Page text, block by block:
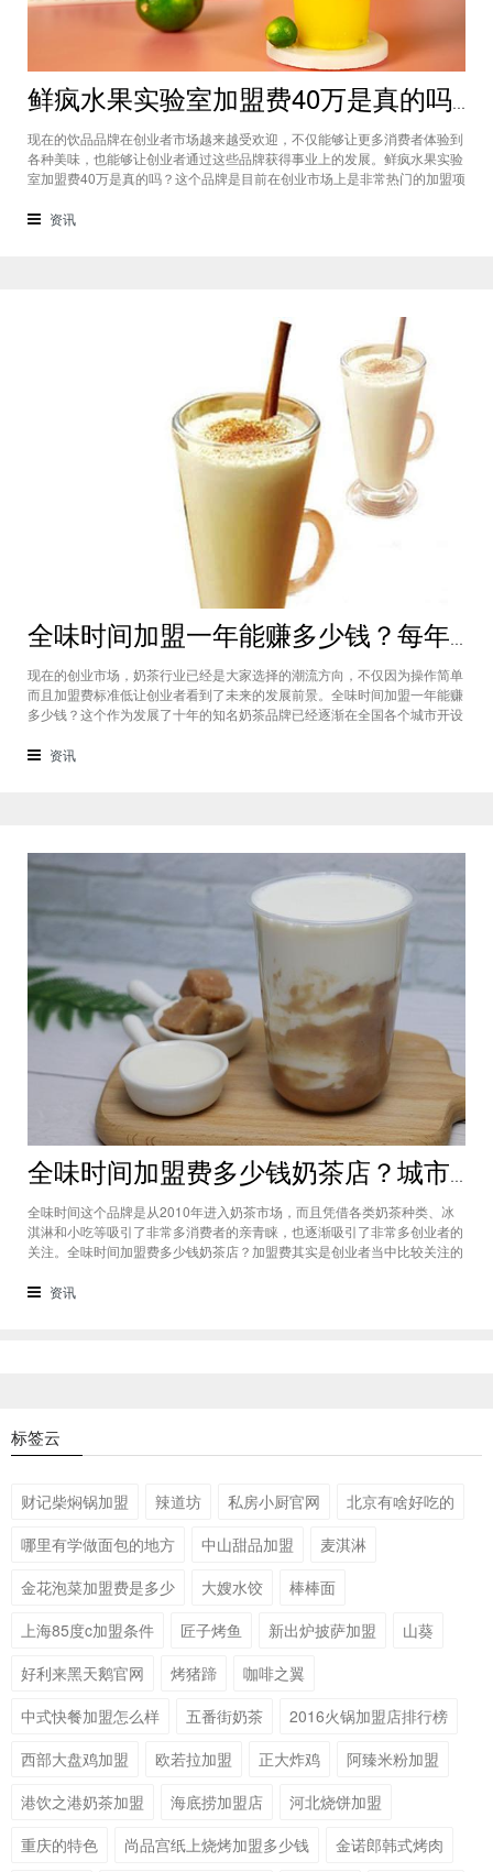
鲜疯水果实验室加盟费40万是真的吗？根本没有传言中那么多！
现在的饮品品牌在创业者市场越来越受欢迎，不仅能够让更多消费者体验到
各种美味，也能够让创业者通过这些品牌获得事业上的发展。鲜疯水果实验
室加盟费40万是真的吗？这个品牌是目前在创业市场上是非常热门的加盟项
比较好的印象，比较低廉的鲜疯水果实验室加盟用也成为了众多创业者青睐
资讯
全味时间加盟一年能赚多少钱？每年利润20万庞大盈利机会等着你
现在的创业市场，奶茶行业已经是大家选择的潮流方向，不仅因为操作简单
而且加盟费标准低让创业者看到了未来的发展前景。全味时间加盟一年能赚
多少钱？这个作为发展了十年的知名奶茶品牌已经逐渐在全国各个城市开设
盟基本上每年的纯利润可以达到20万。全味时间加盟一年能赚多少钱？这个
资讯
全味时间加盟费多少钱奶茶店？城市标准不同费用也会有所不同
全味时间这个品牌是从2010年进入奶茶市场，而且凭借各类奶茶种类、冰
淇淋和小吃等吸引了非常多消费者的亲青睐，也逐渐吸引了非常多创业者的
关注。全味时间加盟费多少钱奶茶店？加盟费其实是创业者当中比较关注的
和县级城市的标准都会有所不同。全味时间加盟费多少钱奶茶店？这个问题
资讯
标签云
财记柴焖锅加盟 辣道坊 私房小厨官网
北京有啥好吃的
哪里有学做面包的地方
中山甜品加盟
麦淇淋
金花泡菜加盟费是多少
大嫂水饺
棒棒面
上海85度c加盟条件
匠子烤鱼 新出炉披萨加盟
山葵
好利来黑天鹅官网
烤猪蹄
咖啡之翼
中式快餐加盟怎么样
五番街奶茶
2016火锅加盟店排行榜
西部大盘鸡加盟
欧若拉加盟 正大炸鸡
阿臻米粉加盟
港饮之港奶茶加盟
海底捞加盟店
河北烧饼加盟
重庆的特色
尚品宫纸上烧烤加盟多少钱
金诺郎韩式烤肉